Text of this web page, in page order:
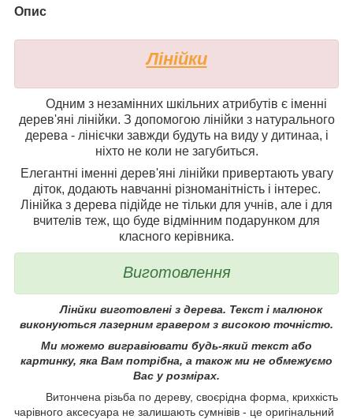
Опис
Лінійки
Одним з незамінних шкільних атрибутів є іменні
дерев'яні лінійки. З допомогою лінійки з натурального
дерева - лінієчки завжди будуть на виду у дитинаа, і
ніхто не коли не загубиться.
Елегантні іменні дерев'яні лінійки привертають увагу
діток, додають навчанні різноманітність і інтерес.
Лінійка з дерева підійде не тільки для учнів, але і для
вчителів теж, що буде відмінним подарунком для
класного керівника.
Виготовлення
Лінйки виготовлені з дерева. Текст і малюнок
виконуються лазерним гравером з високою точністю.
Ми можемо вигравіювати будь-який текст або
картинку, яка Вам потрібна, а також ми не обмежуємо
Вас у розмірах.
Витончена різьба по дереву, своєрідна форма, крихкість
чарівного аксесуара не залишають сумнівів - це оригінальний